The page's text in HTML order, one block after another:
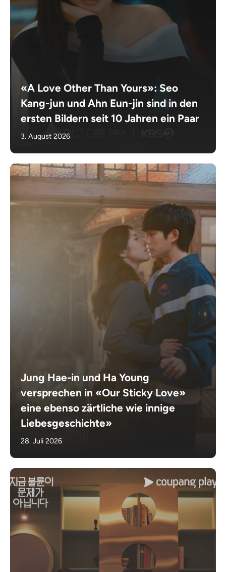
«A Love Other Than Yours»: Seo
Kang-jun und Ahn Eun-jin sind in den
ersten Bildern seit 10 Jahren ein Paar
3. August 2026
Jung Hae-in und Ha Young
versprechen in «Our Sticky Love»
eine ebenso zärtliche wie innige
Liebesgeschichte»
28. Juli 2026